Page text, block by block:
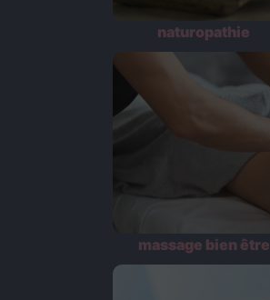
naturopathie
massage bien être